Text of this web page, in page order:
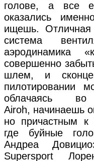
голове, а все
оказались
ищешь. Отличная
система
аэродинамика
совершенно
шлем, и
пилотировании
облачаясь
Airoh, начинаешь
но причастным к
где буйные
Андреа
Supersport